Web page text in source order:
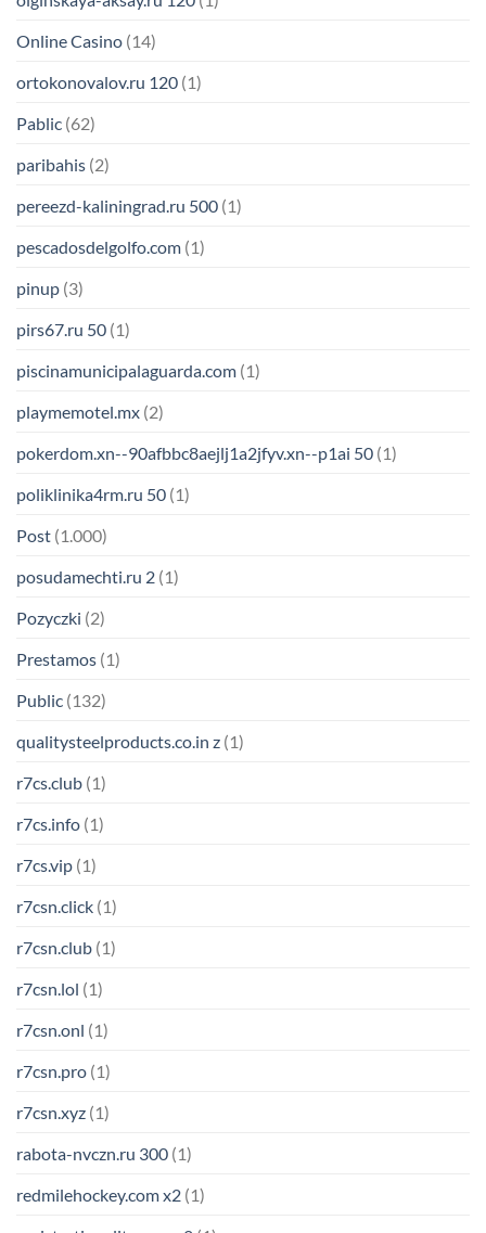
Online Casino (14)
ortokonovalov.ru 120 (1)
Pablic (62)
paribahis (2)
pereezd-kaliningrad.ru 500 (1)
pescadosdelgolfo.com (1)
pinup (3)
pirs67.ru 50 (1)
piscinamunicipalaguarda.com (1)
playmemotel.mx (2)
pokerdom.xn--90afbbc8aejlj1a2jfyv.xn--p1ai 50 (1)
poliklinika4rm.ru 50 (1)
Post (1.000)
posudamechti.ru 2 (1)
Pozyczki (2)
Prestamos (1)
Public (132)
qualitysteelproducts.co.in z (1)
r7cs.club (1)
r7cs.info (1)
r7cs.vip (1)
r7csn.click (1)
r7csn.club (1)
r7csn.lol (1)
r7csn.onl (1)
r7csn.pro (1)
r7csn.xyz (1)
rabota-nvczn.ru 300 (1)
redmilehockey.com x2 (1)